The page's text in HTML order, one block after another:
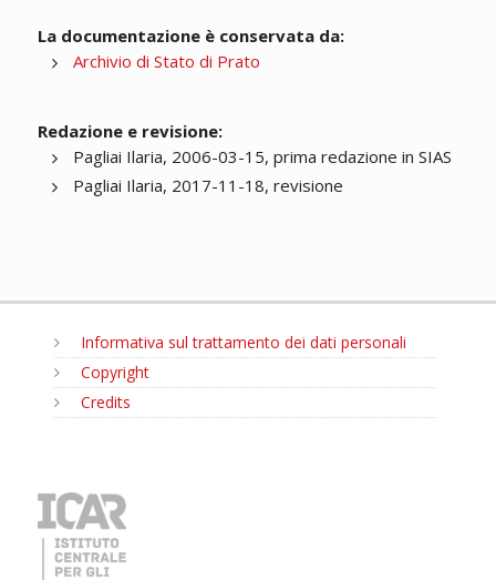
La documentazione è conservata da:
Archivio di Stato di Prato
Redazione e revisione:
Pagliai Ilaria, 2006-03-15, prima redazione in SIAS
Pagliai Ilaria, 2017-11-18, revisione
Informativa sul trattamento dei dati personali
Copyright
Credits